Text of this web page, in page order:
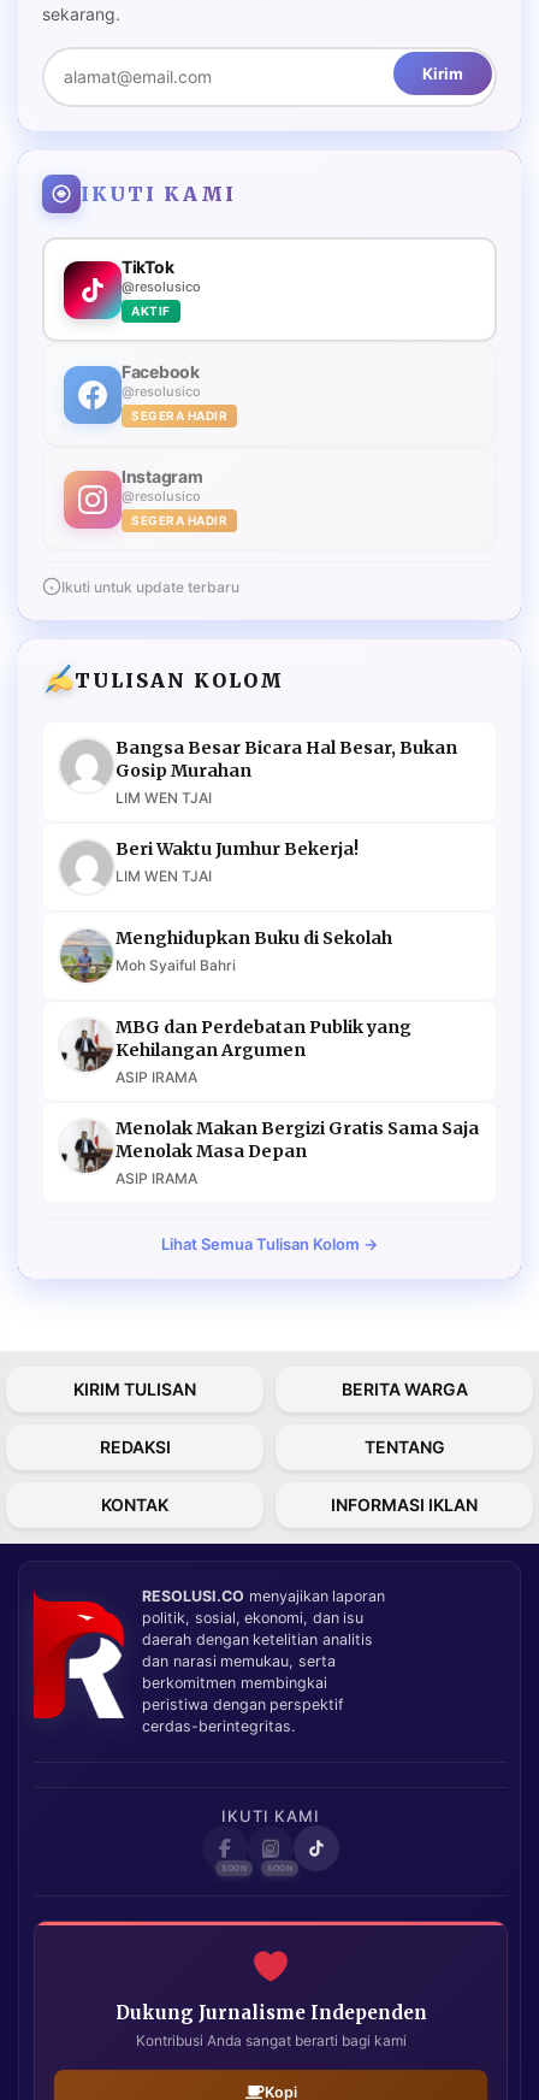
sekarang.
Kirim
IKUTI KAMI
TikTok
@resolusico
AKTIF
Facebook
@resolusico
SEGERA HADIR
Instagram
@resolusico
SEGERA HADIR
Ikuti untuk update terbaru
TULISAN KOLOM
Bangsa Besar Bicara Hal Besar, Bukan
Gosip Murahan
LIM WEN TJAI
Beri Waktu Jumhur Bekerja!
LIM WEN TJAI
Menghidupkan Buku di Sekolah
Moh Syaiful Bahri
MBG dan Perdebatan Publik yang
Kehilangan Argumen
ASIP IRAMA
Menolak Makan Bergizi Gratis Sama Saja
Menolak Masa Depan
ASIP IRAMA
Lihat Semua Tulisan Kolom →
KIRIM TULISAN BERITA WARGA
REDAKSI TENTANG
KONTAK INFORMASI IKLAN
RESOLUSI.CO menyajikan laporan
politik, sosial, ekonomi, dan isu
daerah dengan ketelitian analitis
dan narasi memukau, serta
berkomitmen membingkai
peristiwa dengan perspektif
cerdas-berintegritas.
IKUTI KAMI
Dukung Jurnalisme Independen
Kontribusi Anda sangat berarti bagi kami
Kopi